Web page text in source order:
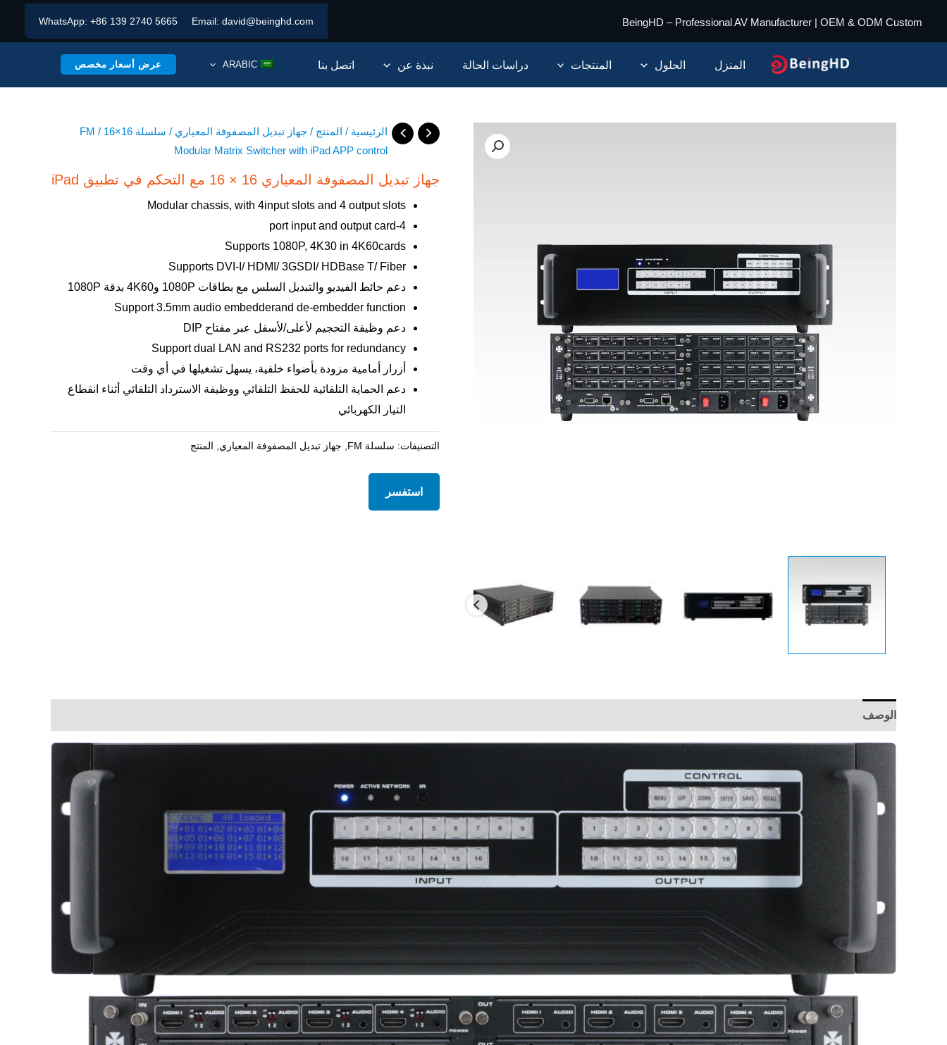
BeingHD – Professional AV Manufacturer | OEM & ODM Custom
WhatsApp: +86 139 2740 5665 Email: david@beinghd.com
المنزل الحلول المنتجات دراسات الحالة نبذة عن اتصل بنا ARABIC عرض أسعار مخصص
الرئيسية / المنتج /جهاز تبديل المصفوفة المعياري / سلسلة FM/ 16×16
Modular Matrix Switcher with iPad APP control
جهاز تبديل المصفوفة المعياري 16 × 16 مع التحكم في تطبيق iPad
Modular chassis, with 4input slots and 4 output slots
4-port input and output card
Supports 1080P, 4K30 in 4K60cards
Supports DVI-I/ HDMI/ 3GSDI/ HDBase T/ Fiber
دعم حائط الفيديو والتبديل السلس مع بطاقات 1080P و4K60 بدقة 1080P
Support 3.5mm audio embedderand de-embedder function
دعم وظيفة التحجيم لأعلى/لأسفل عبر مفتاح DIP
Support dual LAN and RS232 ports for redundancy
أزرار أمامية مزودة بأضواء خلفية، يسهل تشغيلها في أي وقت
دعم الحماية التلقائية للحفظ التلقائي ووظيفة الاسترداد التلقائي أثناء انقطاع
التيار الكهربائي
التصنيفات: سلسلة FM جهاز تبديل المصفوفة المعياري المنتج
استفسر
الوصف